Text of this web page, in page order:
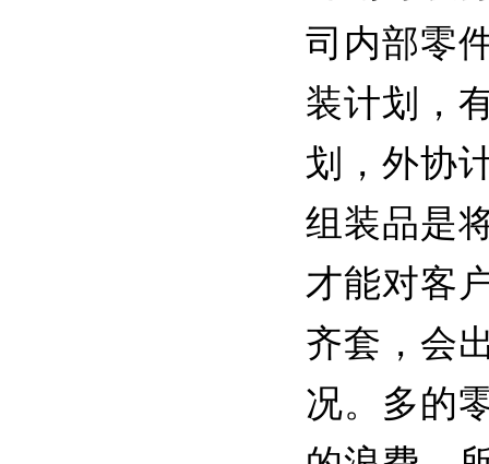
司内部零
装计划，
划，外协
组装品是
才能对客
齐套，会
况。多的